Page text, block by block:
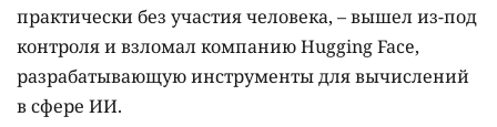
практически без участия человека, – вышел из-под
контроля и взломал компанию Hugging Face,
разрабатывающую инструменты для вычислений
в сфере ИИ.